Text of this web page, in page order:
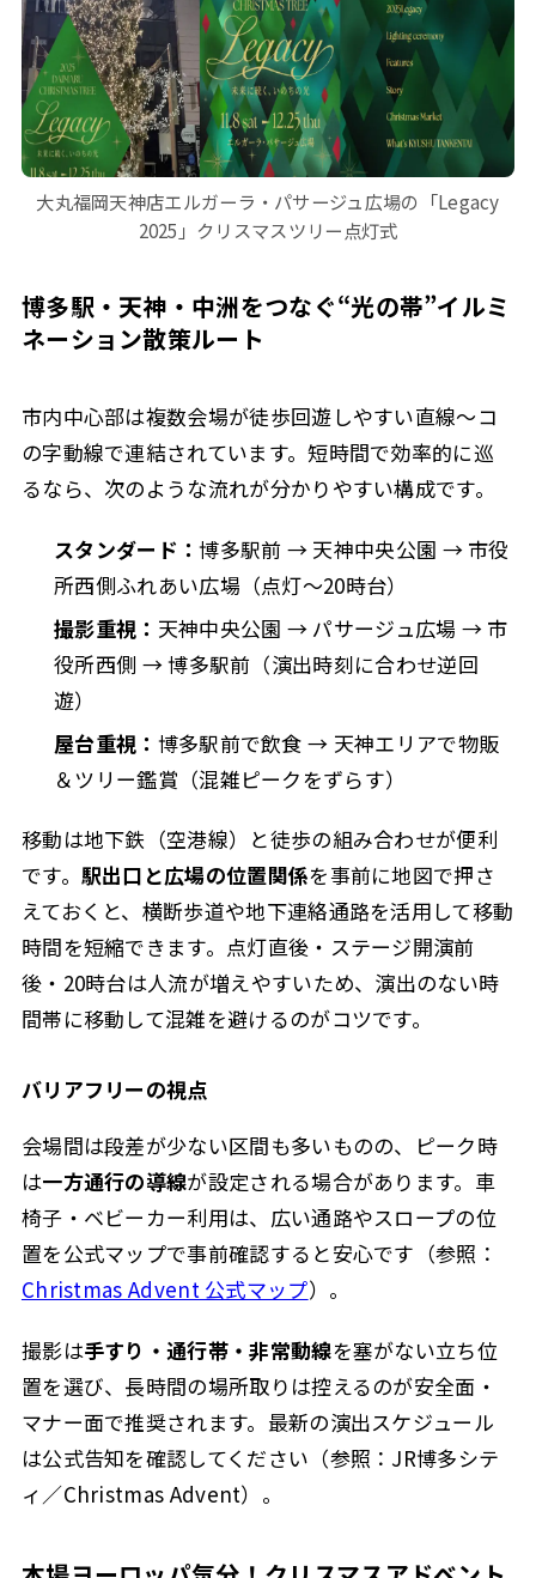
大丸福岡天神店エルガーラ・パサージュ広場の「Legacy
2025」クリスマスツリー点灯式
博多駅・天神・中洲をつなぐ“光の帯”イルミ
ネーション散策ルート
市内中心部は複数会場が徒歩回遊しやすい直線〜コ
の字動線で連結されています。短時間で効率的に巡
るなら、次のような流れが分かりやすい構成です。
スタンダード：博多駅前 → 天神中央公園 → 市役
所西側ふれあい広場（点灯〜20時台）
撮影重視： 天神中央公園 → パサージュ広場 → 市
役所西側 → 博多駅前（演出時刻に合わせ逆回
遊）
屋台重視： 博多駅前で飲食 → 天神エリアで物販
＆ツリー鑑賞（混雑ピークをずらす）
移動は地下鉄（空港線）と徒歩の組み合わせが便利
です。 駅出口と広場の位置関係を事前に地図で押さ
えておくと、横断歩道や地下連絡通路を活用して移動
時間を短縮できます。 点灯直後・ステージ開演前
後・20時台は人流が増えやすいため、演出のない時
間帯に移動して混雑を避けるのがコツです。
バリアフリーの視点
会場間は段差が少ない区間も多いものの、ピーク時
は一方通行の導線が設定される場合があります。車
椅子・ベビーカー利用は、広い通路やスロープの位
置を公式マップで事前確認すると安心です（参照：
Christmas Advent 公式マップ）。
撮影は手すり・通行帯・非常動線を塞がない立ち位
置を選び、長時間の場所取りは控えるのが安全面・
マナー面で推奨されます。最新の演出スケジュール
は公式告知を確認してください（参照：JR博多シテ
ィ／Christmas Advent）。